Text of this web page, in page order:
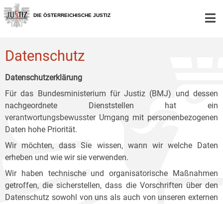
Zur
Hauptnavigation
[1]
Zum
Inhalt
[2]
Zum
Untermenü
[3]
DIE ÖSTERREICHISCHE JUSTIZ
Datenschutz
Datenschutzerklärung
Für das Bundesministerium für Justiz (BMJ) und dessen
nachgeordnete Dienststellen hat ein
verantwortungsbewusster Umgang mit personenbezogenen
Daten hohe Priorität.
Wir möchten, dass Sie wissen, wann wir welche Daten
erheben und wie wir sie verwenden.
Wir haben technische und organisatorische Maßnahmen
getroffen, die sicherstellen, dass die Vorschriften über den
Datenschutz sowohl von uns als auch von unseren externen